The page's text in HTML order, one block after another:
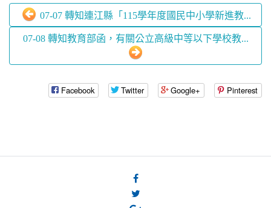
07-07 轉知連江縣「115學年度國民中小學新進教...
07-08 轉知教育部函，有關公立高級中等以下學校教...
Facebook Twitter Google+ Pinterest